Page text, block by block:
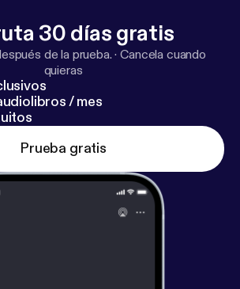
30 días gratis
de la prueba. ·Cancela cuando
quieras
/ mes
Prueba gratis